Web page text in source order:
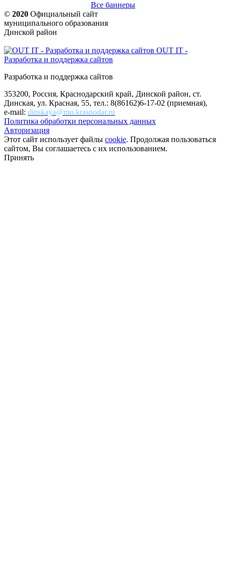
Все баннеры
© 2020 Официальный сайт
муниципального образования
Динской район
OUT IT -
Разработка и поддержка сайтов
Разработка и поддержка сайтов
353200, Россия, Краснодарский край, Динской район, ст.
Динская, ул. Красная, 55, тел.: 8(86162)6-17-02 (приемная),
e-mail: dinskaya@mo.krasnodar.ru
Политика обработки персональных данных
Авторизация
Этот сайт использует файлы cookie. Продолжая пользоваться
сайтом, Вы соглашаетесь с их использованием.
Принять